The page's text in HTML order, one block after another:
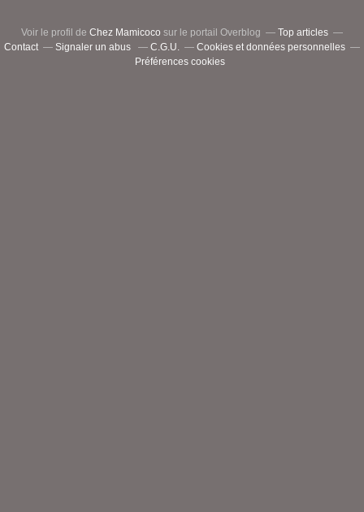
Voir le profil de Chez Mamicoco sur le portail Overblog
Top articles
Contact
Signaler un abus C.G.U.
Cookies et données personnelles
Préférences cookies